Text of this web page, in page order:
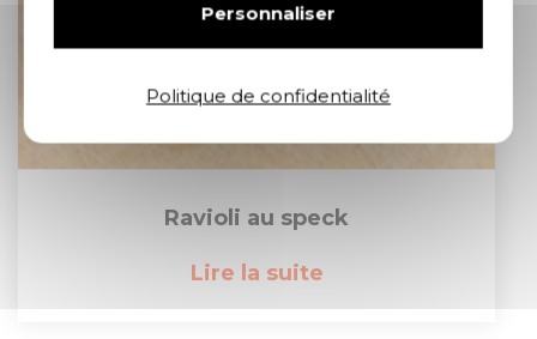
Ravioli au speck
Lire la suite
Personnaliser
Politique de confidentialité